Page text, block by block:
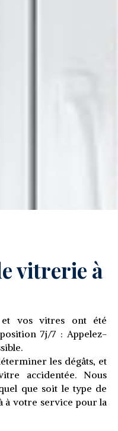
vitrerie à
et vos vitres ont été
7j/7 : Appelez-
les dégâts, et
accidentée. Nous
que soit le type de
à votre service pour la